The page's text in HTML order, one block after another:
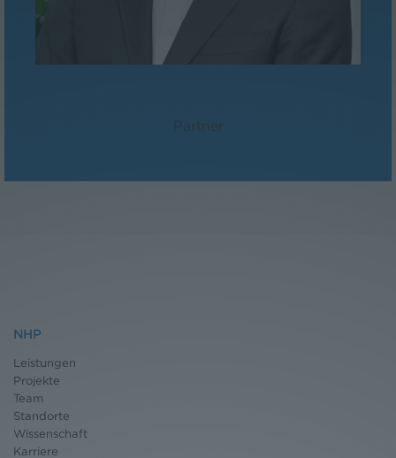
Partner
NHP
Leistungen
Projekte
Team
Standorte
Wissenschaft
Karriere